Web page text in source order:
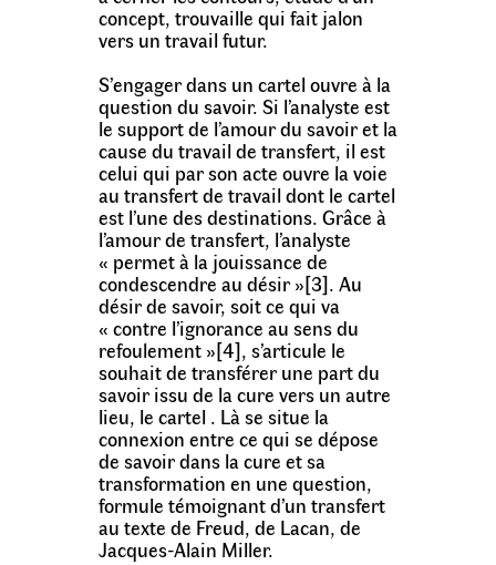
concept, trouvaille qui fait jalon
vers un travail futur.
S’engager dans un cartel ouvre à la
question du savoir. Si l’analyste est
le support de l’amour du savoir et la
cause du travail de transfert, il est
celui qui par son acte ouvre la voie
au transfert de travail dont le cartel
est l’une des destinations. Grâce à
l’amour de transfert, l’analyste
« permet à la jouissance de
condescendre au désir »[3]. Au
désir de savoir, soit ce qui va
« contre l’ignorance au sens du
refoulement »[4], s’articule le
souhait de transférer une part du
savoir issu de la cure vers un autre
lieu, le cartel . Là se situe la
connexion entre ce qui se dépose
de savoir dans la cure et sa
transformation en une question,
formule témoignant d’un transfert
au texte de Freud, de Lacan, de
Jacques-Alain Miller.